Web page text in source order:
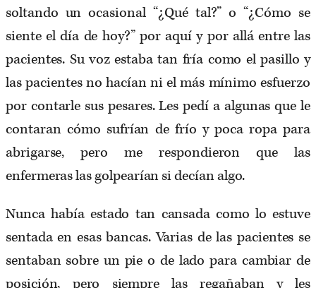
soltando un ocasional “¿Qué tal?” o “¿Cómo se
siente el día de hoy?” por aquí y por allá entre las
pacientes. Su voz estaba tan fría como el pasillo y
las pacientes no hacían ni el más mínimo esfuerzo
por contarle sus pesares. Les pedí a algunas que le
contaran cómo sufrían de frío y poca ropa para
abrigarse, pero me respondieron que las
enfermeras las golpearían si decían algo.
Nunca había estado tan cansada como lo estuve
sentada en esas bancas. Varias de las pacientes se
sentaban sobre un pie o de lado para cambiar de
posición, pero siempre las regañaban y les